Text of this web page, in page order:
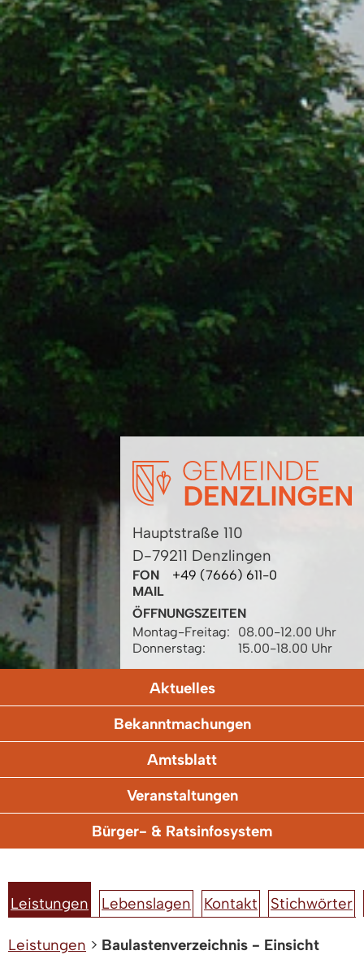
Hauptstraße 110
D-79211 Denzlingen
FON
+49 (7666) 611-0
MAIL
ÖFFNUNGSZEITEN
Montag-Freitag:
08.00-12.00 Uhr
Donnerstag:
15.00-18.00 Uhr
Aktuelles
Bekanntmachungen
Amtsblatt
Veranstaltungen
Bürger- & Ratsinfosystem
Leistungen Lebenslagen Kontakt Stichwörter
Leistungen > Baulastenverzeichnis - Einsicht